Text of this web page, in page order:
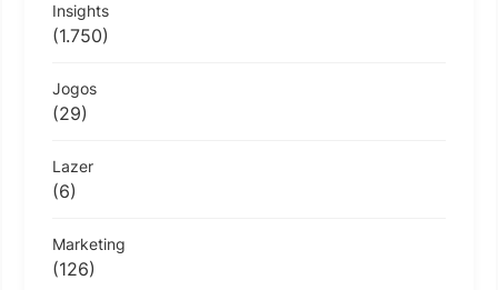
Insights
(1.750)
Jogos
(29)
Lazer
(6)
Marketing
(126)